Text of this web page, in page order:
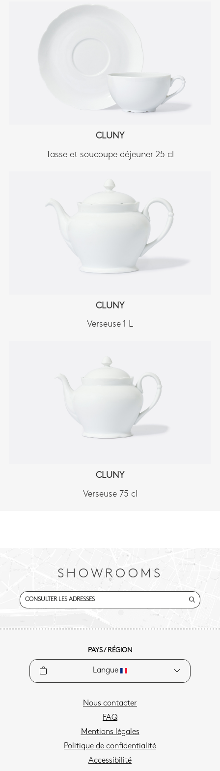
CLUNY
Tasse et soucoupe déjeuner 25 cl
CLUNY
Verseuse 1 L
CLUNY
Verseuse 75 cl
SHOWROOMS
CONSULTER LES ADRESSES
PAYS / RÉGION
Langue
Nous contacter
FAQ
Mentions légales
Politique de confidentialité
Accessibilité